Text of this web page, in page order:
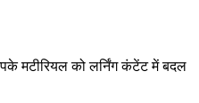
को लर्निंग कंटेंट में बदल